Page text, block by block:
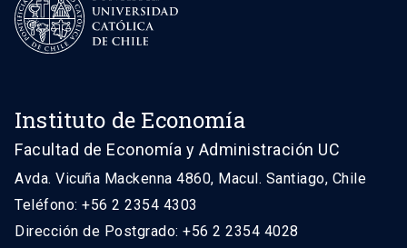
Instituto de Economía
Facultad de Economía y Administración UC
Avda. Vicuña Mackenna 4860, Macul. Santiago, Chile
Teléfono: +56 2 2354 4303
Dirección de Postgrado: +56 2 2354 4028